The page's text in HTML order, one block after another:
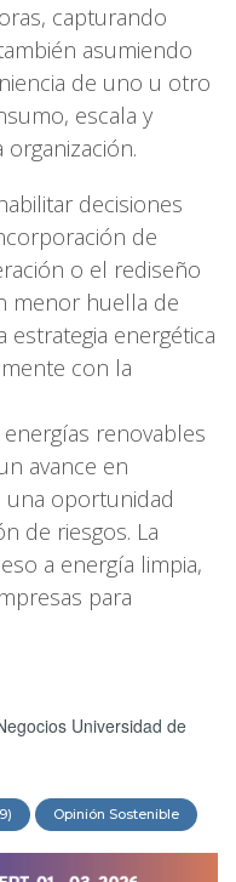
capturando
asumiendo
de uno u otro
escala y
decisiones
de
o el rediseño
menor huella de
estrategia energética
con la
renovables
avance en
una oportunidad
de riesgos. La
a energía limpia,
para
Universidad de
Opinión Sostenible